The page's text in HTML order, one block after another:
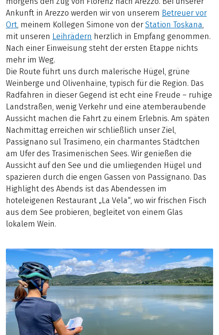
Ankunft in Arezzo werden wir von unserem Betreuer vor
Ort , meinem Kollegen Simone von der Station Toskana
mit unseren Leihrädern herzlich in Empfang genommen.
Nach einer Einweisung steht der ersten Etappe nichts
mehr im Weg.
Die Route führt uns durch malerische Hügel, grüne
Weinberge und Olivenhaine, typisch für die Region. Das
Radfahren in dieser Gegend ist echt eine Freude – ruhige
Landstraßen, wenig Verkehr und eine atemberaubende
Aussicht machen die Fahrt zu einem Erlebnis. Am späten
Nachmittag erreichen wir schließlich unser Ziel,
Passignano sul Trasimeno, ein charmantes Städtchen
am Ufer des Trasimenischen Sees. Wir genießen die
Aussicht auf den See und die umliegenden Hügel und
spazieren durch die engen Gassen von Passignano. Das
Highlight des Abends ist das Abendessen im
hoteleigenen Restaurant „La Vela“, wo wir frischen Fisch
aus dem See probieren, begleitet von einem Glas
lokalem Wein.